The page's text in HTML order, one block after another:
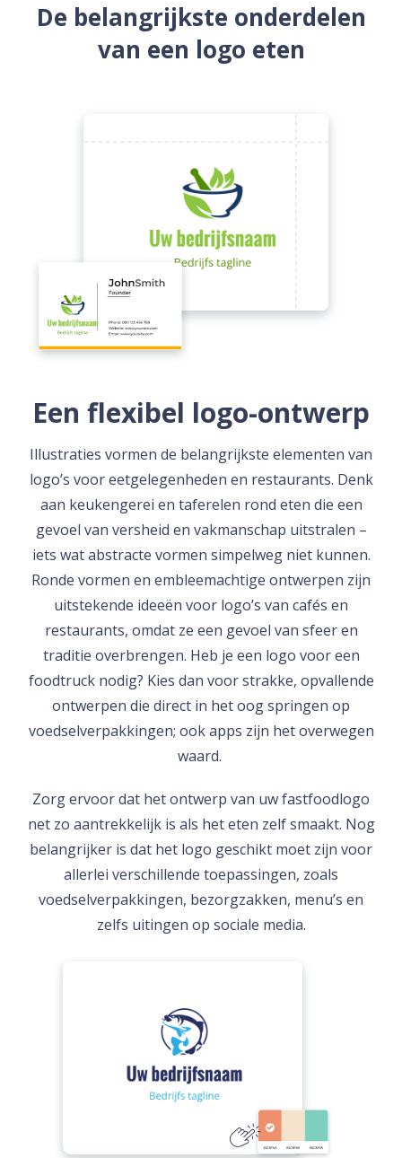
De belangrijkste onderdelen
van een logo eten
Een flexibel logo-ontwerp
Illustraties vormen de belangrijkste elementen van
logo’s voor eetgelegenheden en restaurants. Denk
aan keukengerei en taferelen rond eten die een
gevoel van versheid en vakmanschap uitstralen –
iets wat abstracte vormen simpelweg niet kunnen.
Ronde vormen en embleemachtige ontwerpen zijn
uitstekende ideeën voor logo’s van cafés en
restaurants, omdat ze een gevoel van sfeer en
traditie overbrengen. Heb je een logo voor een
foodtruck nodig? Kies dan voor strakke, opvallende
ontwerpen die direct in het oog springen op
voedselverpakkingen; ook apps zijn het overwegen
waard.
Zorg ervoor dat het ontwerp van uw fastfoodlogo
net zo aantrekkelijk is als het eten zelf smaakt. Nog
belangrijker is dat het logo geschikt moet zijn voor
allerlei verschillende toepassingen, zoals
voedselverpakkingen, bezorgzakken, menu’s en
zelfs uitingen op sociale media.